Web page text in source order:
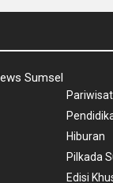
Sumsel
Hiburan
Pilkada
Edisi